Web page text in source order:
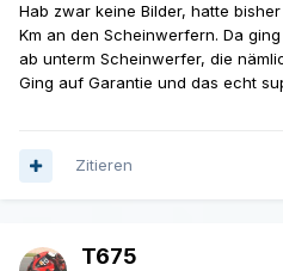
Hab zwar keine Bilder, hatte
Km an den Scheinwerfern. Da
ab unterm Scheinwerfer, die
Ging auf Garantie und das echt
Zitieren
T675